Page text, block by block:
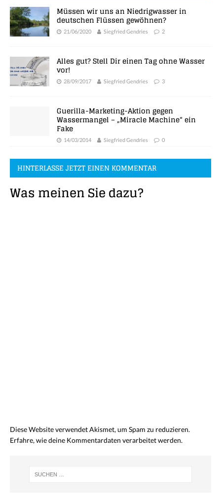
Müssen wir uns an Niedrigwasser in
deutschen Flüssen gewöhnen?
21/06/2020 Siegfried Gendries 2
Alles gut? Stell Dir einen Tag ohne Wasser
vor!
28/09/2017 Siegfried Gendries 3
Guerilla-Marketing-Aktion gegen
Wassermangel – „Miracle Machine“ ein
Fake
14/03/2014 Siegfried Gendries 0
HINTERLASSE JETZT EINEN KOMMENTAR
Was meinen Sie dazu?
Diese Website verwendet Akismet, um Spam zu reduzieren.
Erfahre, wie deine Kommentardaten verarbeitet werden.